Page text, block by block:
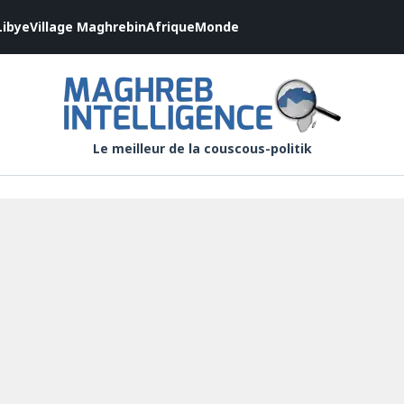
Village MaghrebinAfriqueMonde
Le meilleur de la couscous-politik